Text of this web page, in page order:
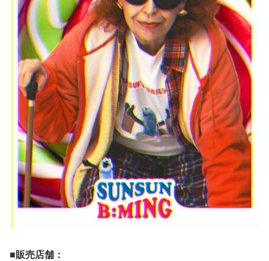
■販売店舗：